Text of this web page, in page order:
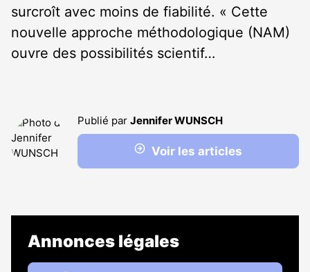
surcroît avec moins de fiabilité. « Cette
nouvelle approche méthodologique (NAM)
ouvre des possibilités scientif…
Publié par Jennifer WUNSCH
Voir les articles
Annonces légales